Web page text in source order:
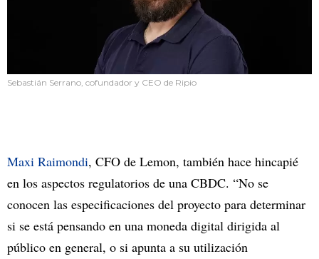
Sebastián Serrano, cofundador y CEO de Ripio
Maxi Raimondi, CFO de Lemon, también hace hincapié
en los aspectos regulatorios de una CBDC. “No se
conocen las especificaciones del proyecto para determinar
si se está pensando en una moneda digital dirigida al
público en general, o si apunta a su utilización